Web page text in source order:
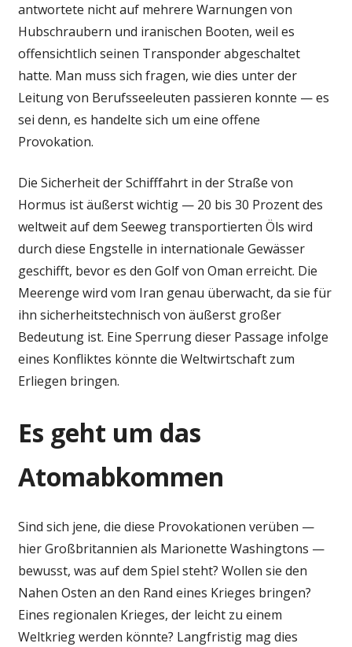
antwortete nicht auf mehrere Warnungen von
Hubschraubern und iranischen Booten, weil es
offensichtlich seinen Transponder abgeschaltet
hatte. Man muss sich fragen, wie dies unter der
Leitung von Berufsseeleuten passieren konnte — es
sei denn, es handelte sich um eine offene
Provokation.
Die Sicherheit der Schifffahrt in der Straße von
Hormus ist äußerst wichtig — 20 bis 30 Prozent des
weltweit auf dem Seeweg transportierten Öls wird
durch diese Engstelle in internationale Gewässer
geschifft, bevor es den Golf von Oman erreicht. Die
Meerenge wird vom Iran genau überwacht, da sie für
ihn sicherheitstechnisch von äußerst großer
Bedeutung ist. Eine Sperrung dieser Passage infolge
eines Konfliktes könnte die Weltwirtschaft zum
Erliegen bringen.
Es geht um das
Atomabkommen
Sind sich jene, die diese Provokationen verüben —
hier Großbritannien als Marionette Washingtons —
bewusst, was auf dem Spiel steht? Wollen sie den
Nahen Osten an den Rand eines Krieges bringen?
Eines regionalen Krieges, der leicht zu einem
Weltkrieg werden könnte? Langfristig mag dies